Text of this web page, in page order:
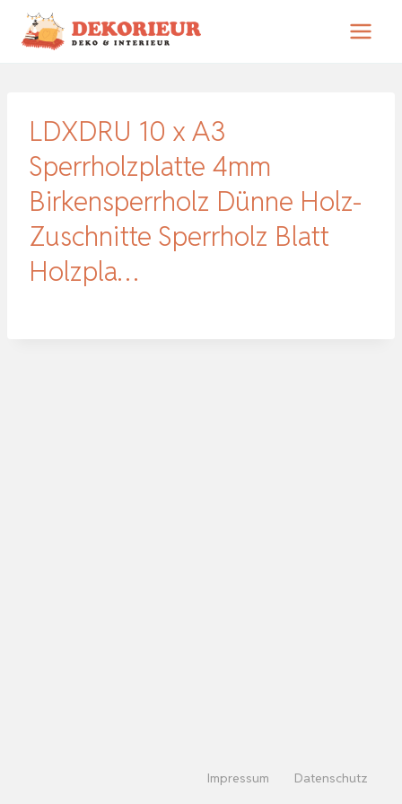
Zum
Inhalt
LDXDRU 10 x A3
Sperrholzplatte 4mm
Birkensperrholz Dünne Holz-
Zuschnitte Sperrholz Blatt
Holzpla…
Impressum Datenschutz